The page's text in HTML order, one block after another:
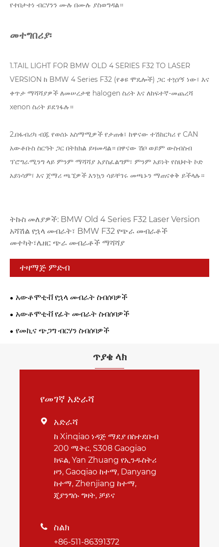
የተበታተነ ብርሃንን ሙሉ በሙሉ ያስወግዳል።
መተግበሪያ፡
1.TAIL LIGHT FOR BMW OLD 4 SERIES F32 TO LASER
VERSION ከ BMW 4 Series F32 (የቆዩ ሞዴሎች) ጋር ተኳሃኝ ነው፣ እና
ቀጥታ ማሻሻያዎች ለመሠረታዊ halogen ስሪት እና ለከፍተኛ-መጨረሻ
xenon ስሪት ይደገፋሉ።
2.በፋብሪካ ብጁ የወሰኑ አስማሚዎች የታጠቁ፣ ከዋናው ተሽከርካሪ የ CAN
አውቶቡስ ስርዓት ጋር በትክክል ይዛመዳል። በዋናው ሽቦ ወይም ውስብስብ
ፕሮግራሚንግ ላይ ምንም ማሻሻያ አያስፈልግም፣ ምንም አይነት የስህተት ኮድ
አይነሳም፣ እና ጀማሪ ጫኚዎች እንኳን ሳይቸገሩ መጫኑን ማጠናቀቅ ይችላሉ።
ትኩስ መለያዎች: BMW Old 4 Series F32 Laser Version
አሻሽል የኋላ መብራት፣ BMW F32 የጭራ መብራቶች
መተካት፣ሌዘር ጭራ መብራቶች ማሻሻያ
ተዛማጅ ምድብ
አውቶሞቲቭ የኋላ መብራት ስብሰባዎች
አውቶሞቲቭ የፊት መብራት ስብሰባዎች
የመኪና ጭጋግ ብርሃን ስብሰባዎች
ጥያቄ ላክ
የመገኛ አድራሻ
 አድራሻ
ከ Xinqiao ነዳጅ ማደያ በስተደቡብ
200 ሜትር, S308 Gaogiao
ክፍል, Yan Zhuang የኢንዱስትሪ
ዞን, Gaoqiao ከተማ, Danyang
ከተማ, Zhenjiang ከተማ,
ጂያንግሱ ግዛት, ቻይና
 ስልክ
+86-511-86391372